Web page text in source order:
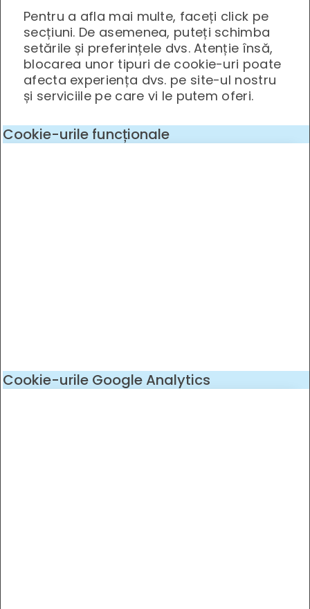
Pentru a afla mai multe, faceți click pe
secțiuni. De asemenea, puteți schimba
setările și preferințele dvs. Atenție însă,
blocarea unor tipuri de cookie-uri poate
afecta experiența dvs. pe site-ul nostru
și serviciile pe care vi le putem oferi.
Cookie-urile funcționale
Cookie-urile Google Analytics